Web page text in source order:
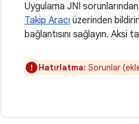
Uygulama JNI
Takip Aracı üzerinden
bağlantısını sağlayın.
Hatırlatma: Sorunlar